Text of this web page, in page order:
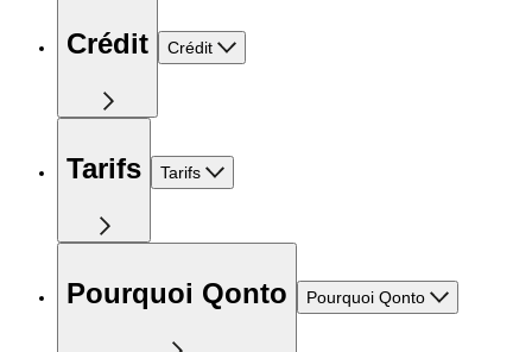
Crédit Crédit
Tarifs Tarifs
Pourquoi Qonto Pourquoi Qonto